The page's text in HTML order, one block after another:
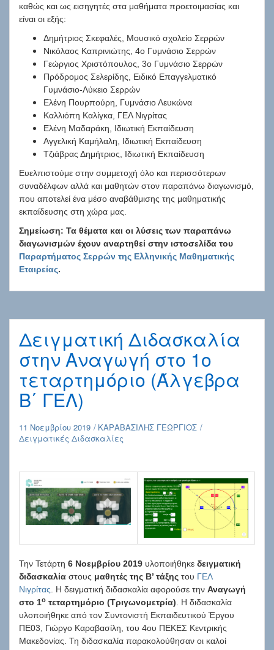
καθώς και ως εισηγητές στα μαθήματα προετοιμασίας και
είναι οι εξής:
Δημήτριος Σκεφαλές, Μουσικό σχολείο Σερρών
Νικόλαος Καπρινιώτης, 4ο Γυμνάσιο Σερρών
Γεώργιος Χριστόπουλος, 3ο Γυμνάσιο Σερρών
Πρόδρομος Σελερίδης, Ειδικό Επαγγελματικό
Γυμνάσιο-Λύκειο Σερρών
Ελένη Πουρπούρη, Γυμνάσιο Λευκώνα
Καλλιόπη Καλίγκα, ΓΕΛ Νιγρίτας
Ελένη Μαδαράκη, Ιδιωτική Εκπαίδευση
Αγγελική Καμήλαλη, Ιδιωτική Εκπαίδευση
Τζιάβρας Δημήτριος, Ιδιωτική Εκπαίδευση
Ευελπιστούμε στην συμμετοχή όλο και περισσότερων
συναδέλφων αλλά και μαθητών στον παραπάνω διαγωνισμό,
που αποτελεί ένα μέσο αναβάθμισης της μαθηματικής
εκπαίδευσης στη χώρα μας.
Σημείωση: Τα θέματα και οι λύσεις των παραπάνω
διαγωνισμών έχουν αναρτηθεί στην ιστοσελίδα του
Παραρτήματος Σερρών της Ελληνικής Μαθηματικής
Εταιρείας.
Δειγματική Διδασκαλία
στην Αναγωγή στο 1ο
τεταρτημόριο (Άλγεβρα
Β΄ ΓΕΛ)
11 Νοεμβρίου 2019
ΚΑΡΑΒΑΣΙΛΗΣ ΓΕΩΡΓΙΟΣ
Δειγματικές Διδασκαλίες
Την Τετάρτη 6 Νοεμβρίου 2019 υλοποιήθηκε δειγματική
διδασκαλία στους μαθητές της Β’ τάξης του ΓΕΛ
Νιγρίτας . Η δειγματική διδασκαλία αφορούσε την Αναγωγή
στο 1ο τεταρτημόριο (Τριγωνομετρία) . Η διδασκαλία
υλοποιήθηκε από τον Συντονιστή Εκπαιδευτικού Έργου
ΠΕ03, Γιώργο Καραβασίλη, του 4ου ΠΕΚΕΣ Κεντρικής
Μακεδονίας. Τη διδασκαλία παρακολούθησαν οι καλοί